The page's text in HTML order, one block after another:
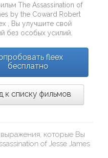
The Assassination of
by the Coward Robert
, Вы улучшите свой
без особых усилий.
fleex
бесплатно
к списку фильмов
которые Вы
of Jesse James